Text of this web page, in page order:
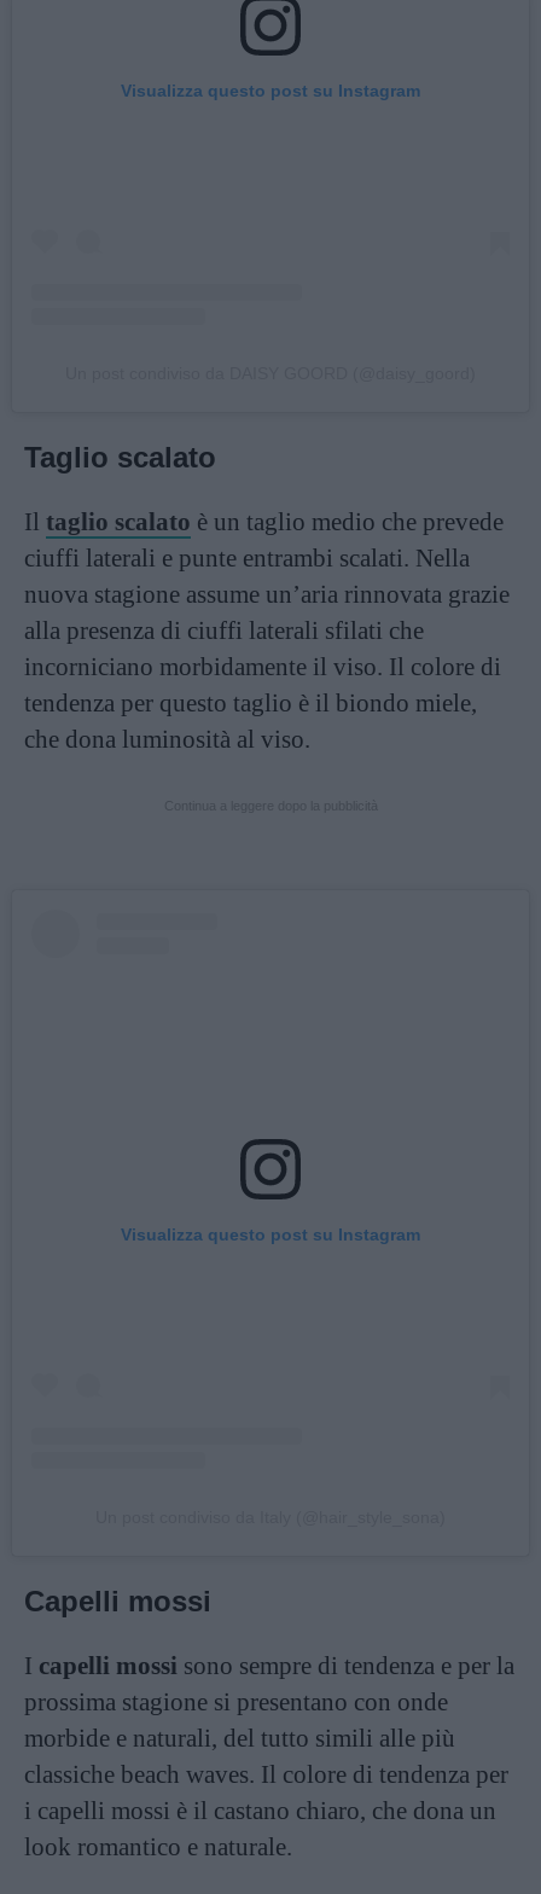
Visualizza questo post su Instagram
Taglio scalato
Il taglio scalato è un taglio medio che prevede
ciuffi laterali e punte entrambi scalati. Nella
nuova stagione assume un’aria rinnovata grazie
alla presenza di ciuffi laterali sfilati che
incorniciano morbidamente il viso. Il colore di
tendenza per questo taglio è il biondo miele,
che dona luminosità al viso.
Visualizza questo post su Instagram
Capelli mossi
I capelli mossi sono sempre di tendenza e per la
prossima stagione si presentano con onde
morbide e naturali, del tutto simili alle più
classiche beach waves. Il colore di tendenza per
i capelli mossi è il castano chiaro, che dona un
look romantico e naturale.